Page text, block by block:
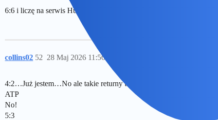
6:6 i liczę na serwis Hurkacza.
collins02 28 Maj 2026 11:56
52
4:2…Już jestem…No ale takie returny to na turnieje za 30 tysiecy
ATP
No!
5:3